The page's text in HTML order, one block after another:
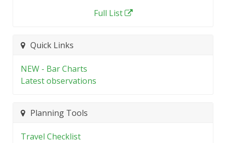
Full List
Quick Links
NEW - Bar Charts
Latest observations
Planning Tools
Travel Checklist